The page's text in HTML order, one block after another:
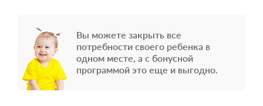
Вы можете закрыть все
потребности своего ребенка в
одном месте, а с бонусной
программой это еще и выгодно.